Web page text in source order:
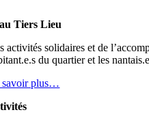
Tiers Lieu
activités solidaires et de
du quartier et les
savoir plus…